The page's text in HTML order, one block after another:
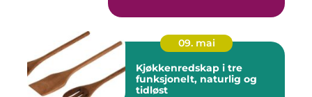
09. mai
Kjøkkenredskap i tre
funksjonelt, naturlig og
tidløst